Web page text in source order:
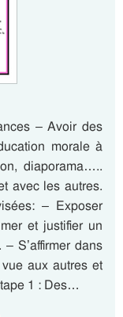
– Avoir des
morale à
diaporama…..
avec les autres.
– Exposer
et justifier un
S’affirmer dans
aux autres et
1 : Des…